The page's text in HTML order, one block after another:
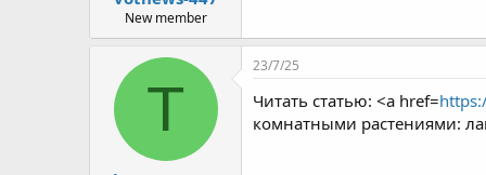
r
New member
T
23/7/25
Читать статью: <a href=
комнатными растениями: